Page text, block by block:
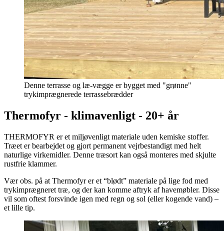
Denne terrasse og læ-vægge er bygget med "grønne"
trykimprægnerede terrassebrædder
Thermofyr - klimavenligt - 20+ år
THERMOFYR er et miljøvenligt materiale uden kemiske stoffer.
Træet er bearbejdet og gjort permanent vejrbestandigt med helt
naturlige virkemidler. Denne træsort kan også monteres med skjulte
rustfrie klammer.
Vær obs. på at Thermofyr er et “blødt” materiale på lige fod med
trykimprægneret træ, og der kan komme aftryk af havemøbler. Disse
vil som oftest forsvinde igen med regn og sol (eller kogende vand) –
et lille tip.